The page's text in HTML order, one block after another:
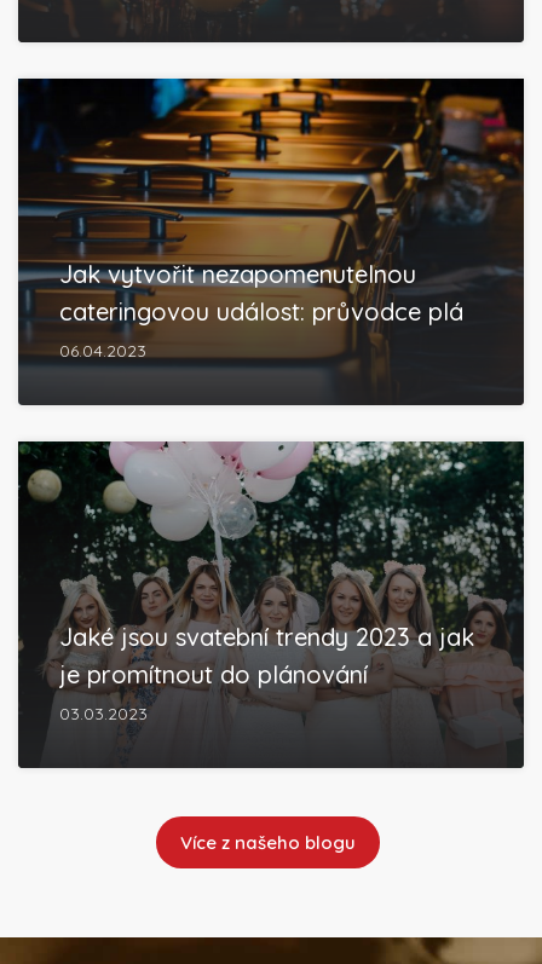
Jak vytvořit nezapomenutelnou
cateringovou událost: průvodce plá
06.04.2023
Jaké jsou svatební trendy 2023 a jak
je promítnout do plánování
03.03.2023
Více z našeho blogu